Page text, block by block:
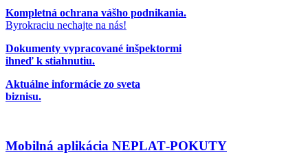
Kompletná ochrana vášho podnikania.
Byrokraciu nechajte na nás!
Dokumenty vypracované inšpektormi
ihneď k stiahnutiu.
Aktuálne informácie zo sveta
biznisu.
Mobilná aplikácia NEPLAT‑POKUTY